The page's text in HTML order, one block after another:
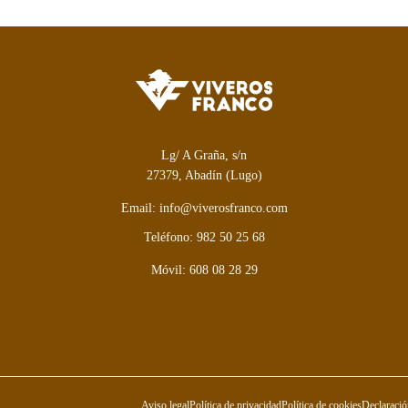
Lg/ A Graña, s/n
27379, Abadín (Lugo)
Email: info@viverosfranco.com
Teléfono: 982 50 25 68
Móvil: 608 08 28 29
Aviso legalPolítica de privacidadPolítica de cookies